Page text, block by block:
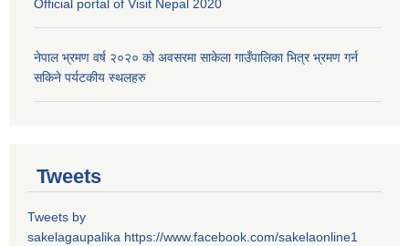
Official portal of Visit Nepal 2020
नेपाल भ्रमण वर्ष २०२० को अवसरमा साकेला गाउँपालिका भित्र भ्रमण गर्न
सकिने पर्यटकीय स्थलहरु
Tweets
Tweets by
sakelagaupalika https://www.facebook.com/sakelaonline1